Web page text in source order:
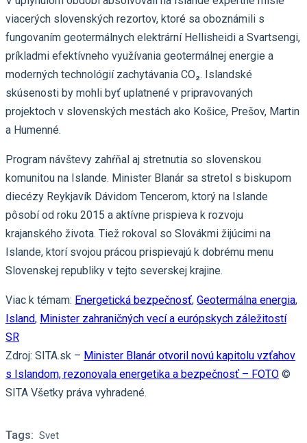
viacerých slovenských rezortov, ktoré sa oboznámili s
fungovaním geotermálnych elektrární Hellisheidi a Svartsengi,
príkladmi efektívneho využívania geotermálnej energie a
moderných technológií zachytávania CO₂. Islandské
skúsenosti by mohli byť uplatnené v pripravovaných
projektoch v slovenských mestách ako Košice, Prešov, Martin
a Humenné.
Program návštevy zahŕňal aj stretnutia so slovenskou
komunitou na Islande. Minister Blanár sa stretol s biskupom
diecézy Reykjavík Dávidom Tencerom, ktorý na Islande
pôsobí od roku 2015 a aktívne prispieva k rozvoju
krajanského života. Tiež rokoval so Slovákmi žijúcimi na
Islande, ktorí svojou prácou prispievajú k dobrému menu
Slovenskej republiky v tejto severskej krajine.
Viac k témam: Energetická bezpečnosť, Geotermálna energia,
Island, Minister zahraničných vecí a európskych záležitostí
SR
Zdroj: SITA.sk – Minister Blanár otvoril novú kapitolu vzťahov
s Islandom, rezonovala energetika a bezpečnosť – FOTO ©
SITA Všetky práva vyhradené.
Tags: Svet